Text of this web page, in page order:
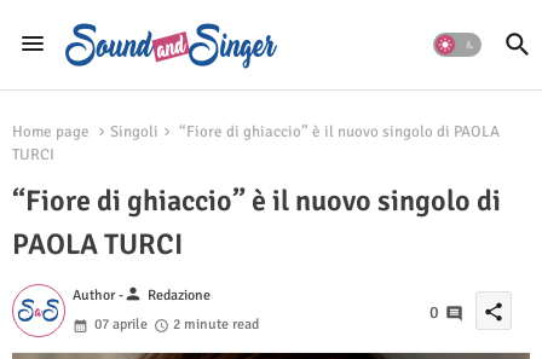
Home page Singoli
“Fiore di ghiaccio” è il nuovo singolo di PAOLA
TURCI
“Fiore di ghiaccio” è il nuovo singolo di
PAOLA TURCI
Author -person Redazione
07 aprile
2 minute read
0 share